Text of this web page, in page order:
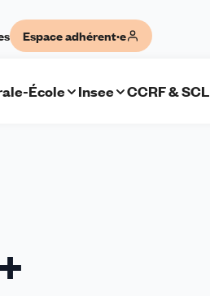
Espace adhérent·e
École Insee CCRF & SCL